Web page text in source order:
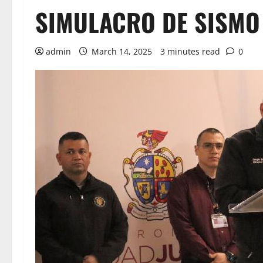
SIMULACRO DE
admin March 14, 2025 3 minutes read 0